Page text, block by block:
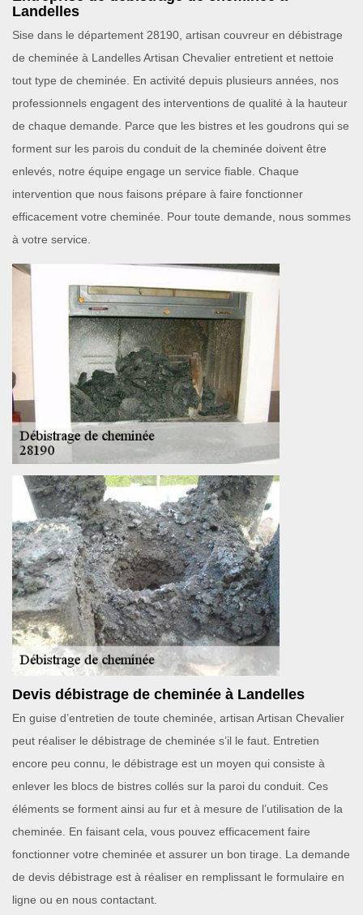
Landelles
Sise dans le département 28190, artisan couvreur en débistrage
de cheminée à Landelles Artisan Chevalier entretient et nettoie
tout type de cheminée. En activité depuis plusieurs années, nos
professionnels engagent des interventions de qualité à la hauteur
de chaque demande. Parce que les bistres et les goudrons qui se
forment sur les parois du conduit de la cheminée doivent être
enlevés, notre équipe engage un service fiable. Chaque
intervention que nous faisons prépare à faire fonctionner
efficacement votre cheminée. Pour toute demande, nous sommes
à votre service.
Devis débistrage de cheminée à Landelles
En guise d’entretien de toute cheminée, artisan Artisan Chevalier
peut réaliser le débistrage de cheminée s’il le faut. Entretien
encore peu connu, le débistrage est un moyen qui consiste à
enlever les blocs de bistres collés sur la paroi du conduit. Ces
éléments se forment ainsi au fur et à mesure de l’utilisation de la
cheminée. En faisant cela, vous pouvez efficacement faire
fonctionner votre cheminée et assurer un bon tirage. La demande
de devis débistrage est à réaliser en remplissant le formulaire en
ligne ou en nous contactant.